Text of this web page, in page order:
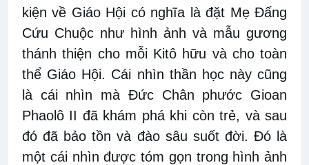
kiện về Giáo Hội có nghĩa là đặt Mẹ Đấng
Cứu Chuộc như hình ảnh và mẫu gương
thánh thiện cho mỗi Kitô hữu và cho toàn
thể Giáo Hội. Cái nhìn thần học này cũng
là cái nhìn mà Đức Chân phước Gioan
Phaolô II đã khám phá khi còn trẻ, và sau
đó đã bảo tồn và đào sâu suốt đời. Đó là
một cái nhìn được tóm gọn trong hình ảnh